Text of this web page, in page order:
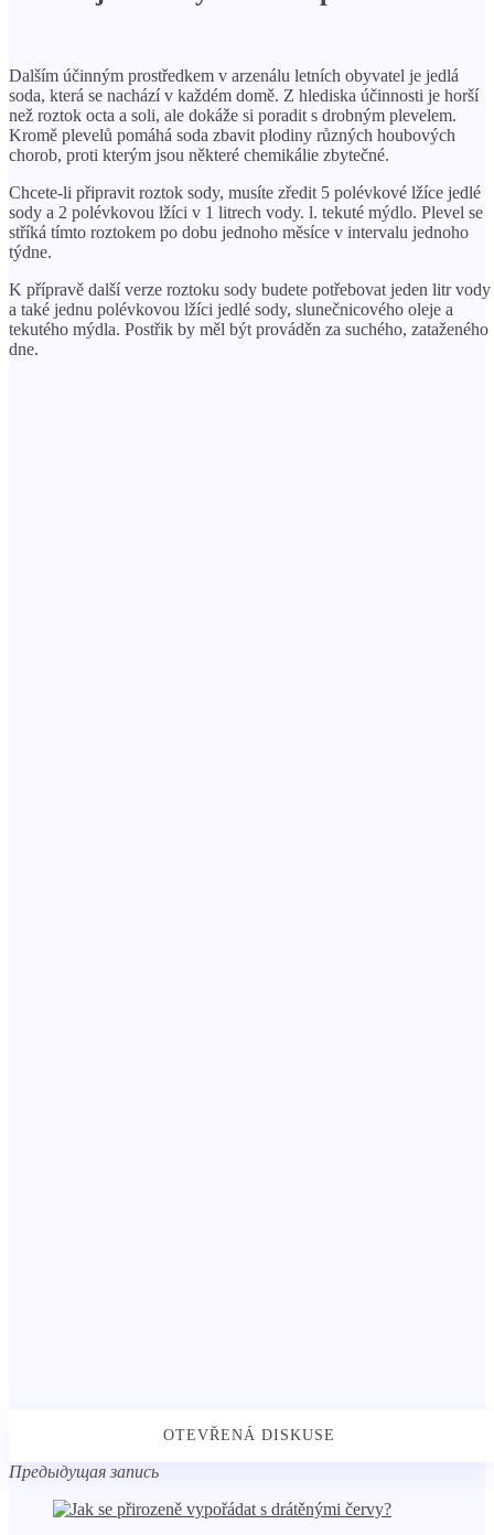
Dalším účinným prostředkem v arzenálu letních obyvatel je jedlá
soda, která se nachází v každém domě. Z hlediska účinnosti je horší
než roztok octa a soli, ale dokáže si poradit s drobným plevelem.
Kromě plevelů pomáhá soda zbavit plodiny různých houbových
chorob, proti kterým jsou některé chemikálie zbytečné.
Chcete-li připravit roztok sody, musíte zředit 5 polévkové lžíce jedlé
sody a 2 polévkovou lžíci v 1 litrech vody. l. tekuté mýdlo. Plevel se
stříká tímto roztokem po dobu jednoho měsíce v intervalu jednoho
týdne.
K přípravě další verze roztoku sody budete potřebovat jeden litr vody
a také jednu polévkovou lžíci jedlé sody, slunečnicového oleje a
tekutého mýdla. Postřik by měl být prováděn za suchého, zataženého
dne.
Предыдущая запись